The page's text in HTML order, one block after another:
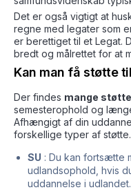
Det er også vigtigt at
regne med legater som
er berettiget til et Legat.
bredt og målrettet for at
Kan man få støtte
Der findes mange
semesterophold og
Afhængigt af din
forskellige typer af
SU : Du kan fortsætte
udlandsophold, hvis
uddannelse i udlandet.